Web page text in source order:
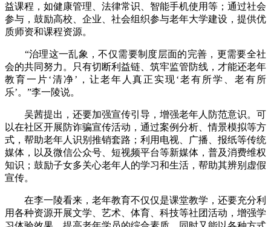
益课程，如健康管理、法律常识、智能手机使用等；通过社会
参与，鼓励高校、企业、社会组织参与老年大学建设，提供优
质师资和课程资源。
“治理这一乱象，不仅需要制度层面的完善，更需要全社
会的共同努力。只有切断利益链、筑牢监管防线，才能还老年
教育一片‘清净’，让老年人真正实现‘老有所学、老有所
乐’。”李一陵说。
吴茜提出，还要加强宣传引导，增强老年人防范意识。可
以在社区开展防诈骗宣传活动，通过案例分析、情景模拟等方
式，帮助老年人识别推销套路；利用电视、广播、报纸等传统
媒体，以及微信公众号、短视频平台等新媒体，普及消费维权
知识；鼓励子女多关心老年人的学习和生活，帮助其辨别虚假
宣传。
在李一陵看来，老年教育不仅仅是课堂教学，还要充分利
用各种资源开展文学、艺术、体育、科技等社团活动，增强学